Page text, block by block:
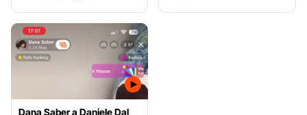
Dana Saber a Daniele Dal